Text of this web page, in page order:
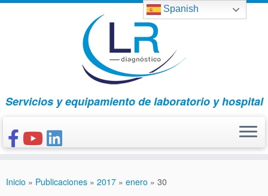
Saltar
Servicios y equipamiento de laboratorio y hospital
CONÓCENOS
Inicio » Publicaciones » 2017 » enero » 30
Spanish